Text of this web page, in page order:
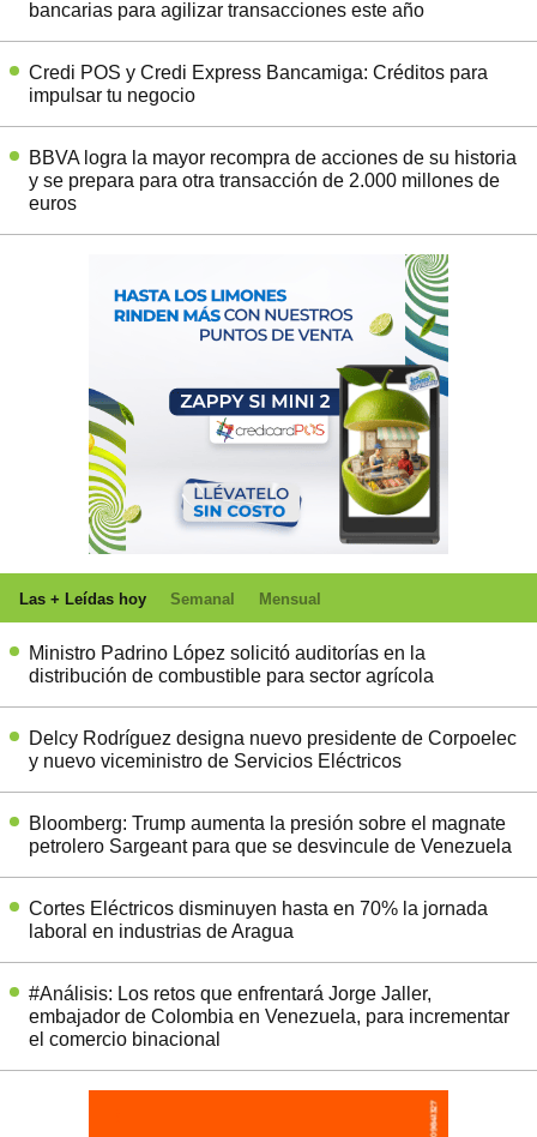
bancarias para agilizar transacciones este año
Credi POS y Credi Express Bancamiga: Créditos para
impulsar tu negocio
BBVA logra la mayor recompra de acciones de su historia
y se prepara para otra transacción de 2.000 millones de
euros
Las + Leídas hoy Semanal Mensual
Ministro Padrino López solicitó auditorías en la
distribución de combustible para sector agrícola
Delcy Rodríguez designa nuevo presidente de Corpoelec
y nuevo viceministro de Servicios Eléctricos
Bloomberg: Trump aumenta la presión sobre el magnate
petrolero Sargeant para que se desvincule de Venezuela
Cortes Eléctricos disminuyen hasta en 70% la jornada
laboral en industrias de Aragua
#Análisis: Los retos que enfrentará Jorge Jaller,
embajador de Colombia en Venezuela, para incrementar
el comercio binacional